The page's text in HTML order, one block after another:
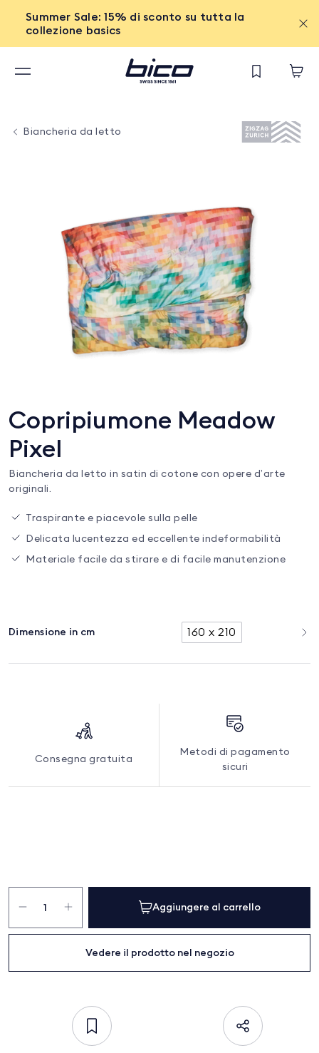
Summer Sale: 15% di sconto su tutta la
collezione basics
Biancheria da letto
Copripiumone Meadow
Pixel
Biancheria da letto in satin di cotone con opere d’arte
originali.
Traspirante e piacevole sulla pelle
Delicata lucentezza ed eccellente indeformabilità
Materiale facile da stirare e di facile manutenzione
Dimensione in cm 160 x 210
Consegna gratuita
Metodi di pagamento
sicuri
Copripiumone
Meadow
quantità
Aggiungere al carrello
Vedere il prodotto nel negozio